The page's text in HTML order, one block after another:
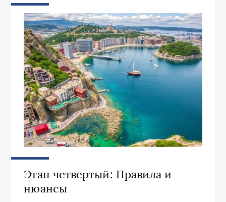
Этап четвертый: Правила и
нюансы